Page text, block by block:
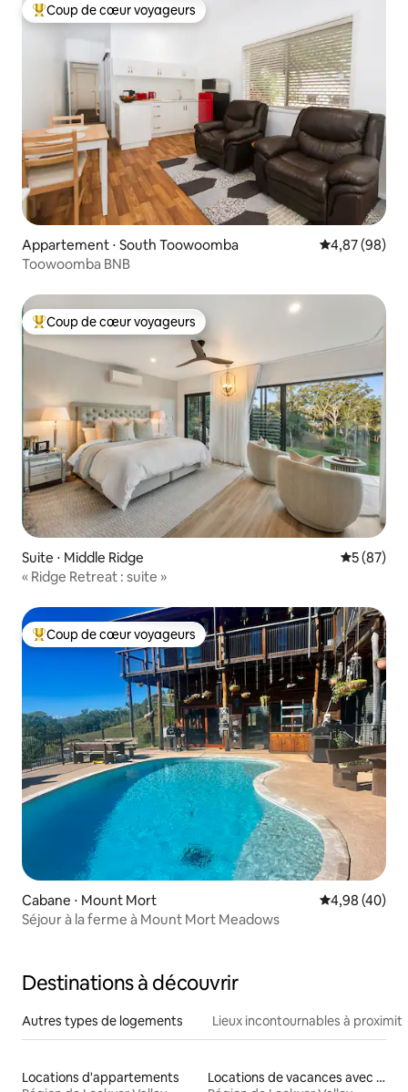
Coups de cœur voyageurs les plus appréciés
Coup de cœur voyageurs
Appartement ⋅ South Toowoomba Évaluation
4,87 (98)
Toowoomba BNB
Coups de cœur voyageurs les plus appréciés
Coup de cœur voyageurs
Suite ⋅ Middle Ridge
5 (87)
« Ridge Retreat : suite »
Coups de cœur voyageurs les plus appréciés
Coup de cœur voyageurs
Cabane ⋅ Mount Mort Évaluation
4,98 (40)
Séjour à la ferme à Mount Mort Meadows
Destinations à découvrir
Autres types de logements Lieux incontournables à
Locations d'appartements
Locations de vacances avec piscine